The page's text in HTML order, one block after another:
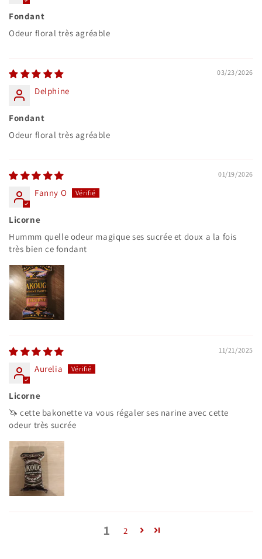
Fondant
Odeur floral très agréable
03/23/2026
Delphine
Fondant
Odeur floral très agréable
01/19/2026
Fanny O
Licorne
Hummm quelle odeur magique ses sucrée et doux a la fois
très bien ce fondant
11/21/2025
Aurelia
Licorne
🦄 cette bakonette va vous régaler ses narine avec cette
odeur très sucrée
1 2